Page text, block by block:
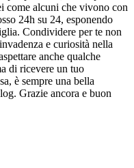
come alcuni che vivono con
24h su 24, esponendo
Condividere per te non
e curiosità nella
anche qualche
di ricevere un tuo
è sempre una bella
Grazie ancora e buon